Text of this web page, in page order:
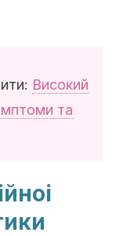
Високий
та